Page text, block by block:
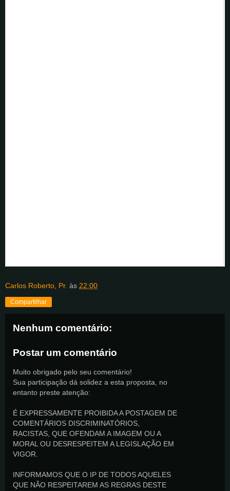
Carlos Roberto, Pr. às 22:00
Compartilhar
Nenhum comentário:
Postar um comentário
Muito obrigado pelo seu comentário!
Sua participação dá solidez a esta proposta, no
entanto preste atenção:
É EXPRESSAMENTE PROIBIDA A POSTAGEM DE
COMENTÁRIOS DISCRIMINATÓRIOS,
RACISTAS, QUE OFENDAM A IMAGEM OU A
MORAL OU DESRESPEITEM A LEGISLAÇÃO EM
VIGOR.
INFORMAMOS QUE O IP DE TODOS AQUELES
QUE NÃO RESPEITAREM AS REGRAS DESTE